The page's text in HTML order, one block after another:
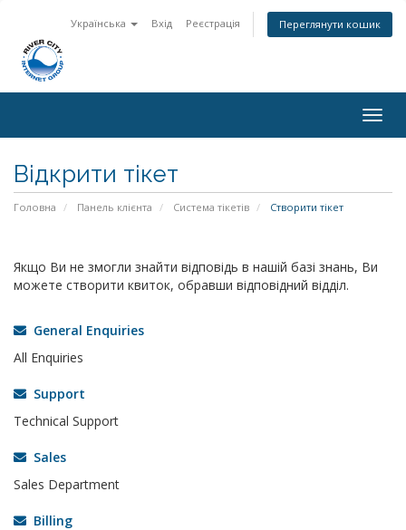
Українська Вхід Реєстрація Переглянути кошик
Відкрити тікет
Головна Панель клієнта Система тікетів Створити тікет
Якщо Ви не змогли знайти відповідь в нашій базі знань, Ви
можете створити квиток, обравши відповідний відділ.
General Enquiries
All Enquiries
Support
Technical Support
Sales
Sales Department
Billing